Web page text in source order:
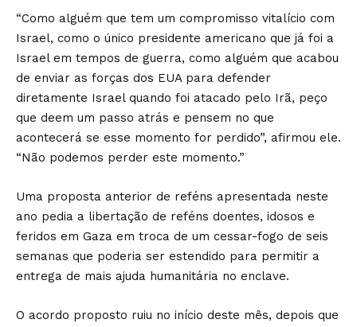
“Como alguém que tem um compromisso vitalício com
Israel, como o único presidente americano que já foi a
Israel em tempos de guerra, como alguém que acabou
de enviar as forças dos EUA para defender
diretamente Israel quando foi atacado pelo Irã, peço
que deem um passo atrás e pensem no que
acontecerá se esse momento for perdido”, afirmou ele.
“Não podemos perder este momento.”
Uma proposta anterior de reféns apresentada neste
ano pedia a libertação de reféns doentes, idosos e
feridos em Gaza em troca de um cessar-fogo de seis
semanas que poderia ser estendido para permitir a
entrega de mais ajuda humanitária no enclave.
O acordo proposto ruiu no início deste mês, depois que